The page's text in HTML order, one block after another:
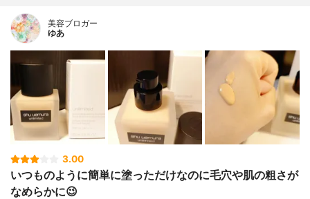
美容ブロガー
ゆあ
3.00
いつものように簡単に塗っただけなのに毛穴や肌の粗さが
なめらかに😉